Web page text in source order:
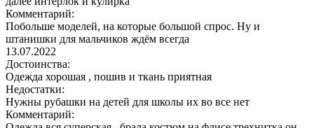
Комментарий:
Побольше моделей, на которые большой спрос. Ну и
штанишки для мальчиков ждём всегда
13.07.2022
Достоинства:
Одежда хорошая , пошив и ткань приятная
Недостатки:
Нужны рубашки на детей для школы их во все нет
Комментарий: